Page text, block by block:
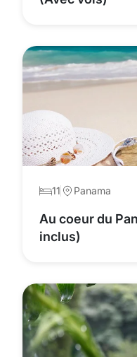
11 Panama
Au coeur du
inclus)